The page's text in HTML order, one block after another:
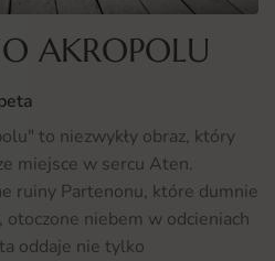
AKROPOLU
to niezwykły obraz, który
miejsce w sercu Aten.
ruiny Partenonu, które dumnie
niebem w odcieniach
oddaje nie tylko